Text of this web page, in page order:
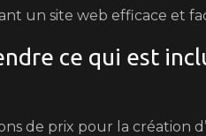
un site web efficace et
ce qui est
de prix pour la création